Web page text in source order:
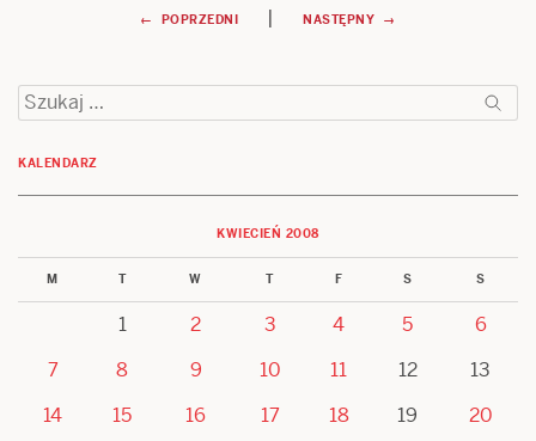
Nawigacja
wpisu
← POPRZEDNI | NASTĘPNY →
Szukaj:
KALENDARZ
KWIECIEŃ 2008
M T W T F S S
1 2 3 4 5
6
7
8 9 10 11 12
13
14
15 16 17 18 19
20